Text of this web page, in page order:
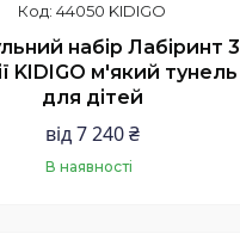
44050 KIDIGO
набір Лабіринт 3
KIDIGO м'який тунель
для дітей
від 7 240 ₴
В наявності